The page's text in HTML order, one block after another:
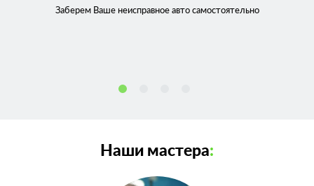
Заберем Ваше неисправноеавто самостоятельно
Наши мастера: